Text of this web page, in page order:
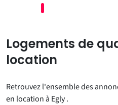
Logements de
location
Retrouvez l'ensemble des
en location à Egly .